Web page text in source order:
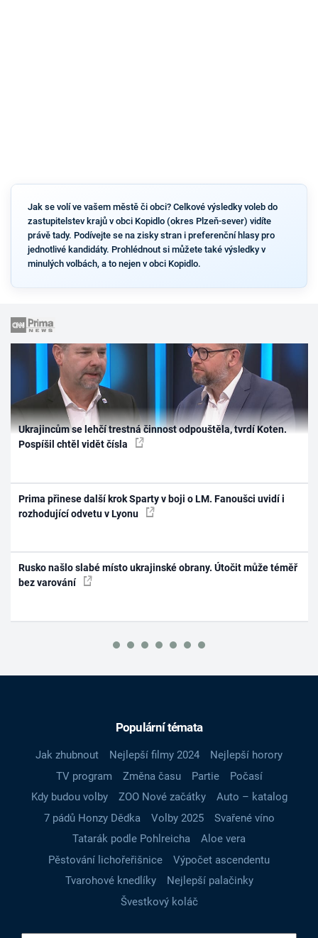
Jak se volí ve vašem městě či obci? Celkové výsledky voleb do
zastupitelstev krajů v obci Kopidlo (okres Plzeň-sever) vidíte
právě tady. Podívejte se na zisky stran i preferenční hlasy pro
jednotlivé kandidáty. Prohlédnout si můžete také výsledky v
minulých volbách, a to nejen v obci Kopidlo.
Ukrajincům se lehčí trestná činnost odpouštěla, tvrdí Koten.
Pospíšil chtěl vidět čísla
Prima přinese další krok Sparty v boji o LM. Fanoušci uvidí i
rozhodující odvetu v Lyonu
Rusko našlo slabé místo ukrajinské obrany. Útočit může téměř
bez varování
Populární témata
Jak zhubnout Nejlepší filmy 2024
Nejlepší horory
TV program
Změna času Partie
Počasí
Kdy budou volby
ZOO Nové začátky
Auto – katalog
7 pádů Honzy Dědka
Volby 2025
Svařené víno
Tatarák podle Pohlreicha
Aloe vera
Pěstování lichořeřišnice
Výpočet ascendentu
Tvarohové knedlíky
Nejlepší palačinky
Švestkový koláč